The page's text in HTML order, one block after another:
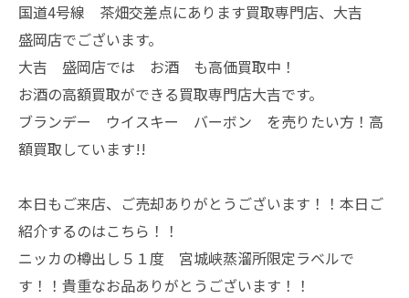
国道4号線 茶畑交差点にあります買取専門店、大吉
盛岡店でございます。
大吉 盛岡店では お酒 も高価買取中！
お酒の高額買取ができる買取専門店大吉です。
ブランデー ウイスキー バーボン を売りたい方！高
額買取しています!!
本日もご来店、ご売却ありがとうございます！！本日ご
紹介するのはこちら！！
ニッカの樽出し５１度 宮城峡蒸溜所限定ラベルで
す！！貴重なお品ありがとうございます！！